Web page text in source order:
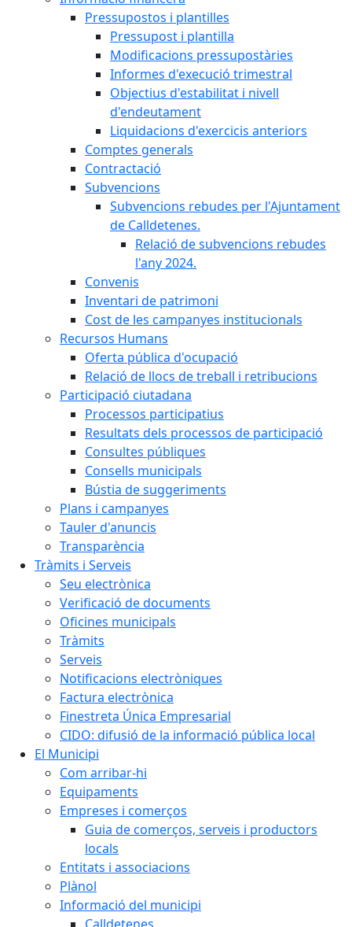
Pressupostos i plantilles
Pressupost i plantilla
Modificacions pressupostàries
Informes d'execució trimestral
Objectius d'estabilitat i nivell
d'endeutament
Liquidacions d'exercicis anteriors
Comptes generals
Contractació
Subvencions
Subvencions rebudes per l'Ajuntament
de Calldetenes.
Relació de subvencions rebudes
l'any 2024.
Convenis
Inventari de patrimoni
Cost de les campanyes institucionals
Recursos Humans
Oferta pública d'ocupació
Relació de llocs de treball i retribucions
Participació ciutadana
Processos participatius
Resultats dels processos de participació
Consultes públiques
Consells municipals
Bústia de suggeriments
Plans i campanyes
Tauler d'anuncis
Transparència
Tràmits i Serveis
Seu electrònica
Verificació de documents
Oficines municipals
Tràmits
Serveis
Notificacions electròniques
Factura electrònica
Finestreta Única Empresarial
CIDO: difusió de la informació pública local
El Municipi
Com arribar-hi
Equipaments
Empreses i comerços
Guia de comerços, serveis i productors
locals
Entitats i associacions
Plànol
Informació del municipi